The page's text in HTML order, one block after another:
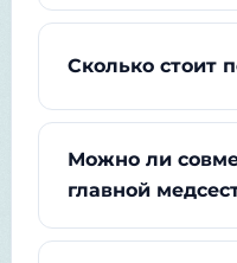
Сколько стоит
Можно ли
главной